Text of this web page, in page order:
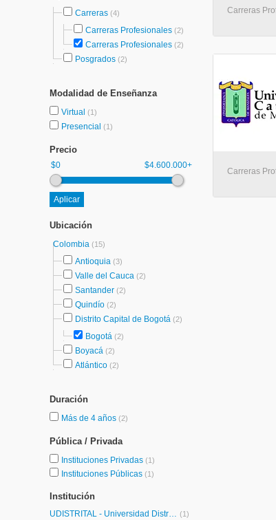
Carreras (4)
Carreras Profesionales (2)
Carreras Profesionales (2)
Posgrados (2)
Modalidad de Enseñanza
Virtual (1)
Presencial (1)
Precio
$0 $4.600.000+
Ubicación
Colombia (15)
Antioquia (3)
Valle del Cauca (2)
Santander (2)
Quindío (2)
Distrito Capital de Bogotá (2)
Bogotá (2)
Boyacá (2)
Atlántico (2)
Duración
Más de 4 años (2)
Pública / Privada
Instituciones Privadas (1)
Instituciones Públicas (1)
Institución
UDISTRITAL - Universidad Distrital Francisco José de Caldas (1)
Carreras
Carreras